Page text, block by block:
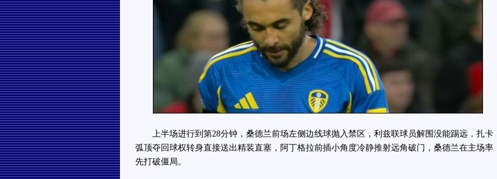
上半场进行到第28分钟，桑德兰前场左侧边线球抛入禁区，利兹联球员解围没能踢远，扎卡
弧顶夺回球权转身直接送出精装直塞，阿丁格拉前插小角度冷静推射远角破门，桑德兰在主场率
先打破僵局。